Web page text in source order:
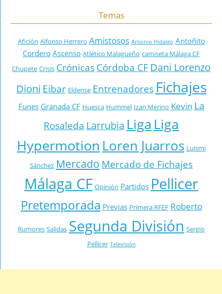
Temas
Afición Alfonso Herrero Amistosos Antonio Hidalgo Antoñito
CorderoAscenso Atlético Malagueño camiseta Málaga CF
Chupete Crisis Crónicas Córdoba CF Dani Lorenzo
Dioni Eibar Eldense Entrenadores Fichajes
Funes Granada CF Huesca Hummel Izan Merino Kevin La
Rosaleda Larrubia Liga Liga
Hypermotion Loren Juarros Luismi
Sánchez Mercado Mercado de Fichajes
Málaga CF Opinión Partidos Pellicer
Pretemporada Previas Primera RFEF Roberto
Rumores Salidas Segunda División Sergio
Pellicer Televisión